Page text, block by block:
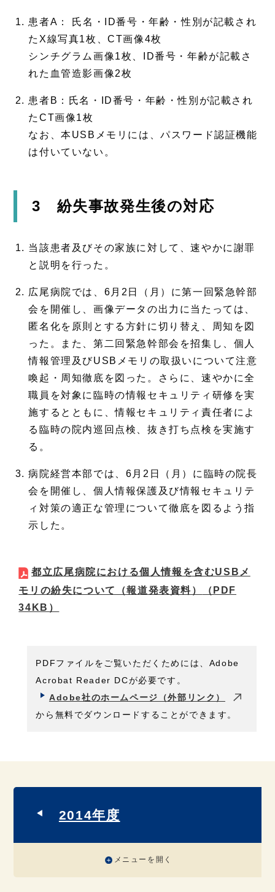
患者A： 氏名・ID番号・年齢・性別が記載され
たX線写真1枚、CT画像4枚
シンチグラム画像1枚、ID番号・年齢が記載さ
れた血管造影画像2枚
患者B：氏名・ID番号・年齢・性別が記載され
たCT画像1枚
なお、本USBメモリには、パスワード認証機能
は付いていない。
3 紛失事故発生後の対応
当該患者及びその家族に対して、速やかに謝罪
と説明を行った。
広尾病院では、6月2日（月）に第一回緊急幹部
会を開催し、画像データの出力に当たっては、
匿名化を原則とする方針に切り替え、周知を図
った。また、第二回緊急幹部会を招集し、個人
情報管理及びUSBメモリの取扱いについて注意
喚起・周知徹底を図った。さらに、速やかに全
職員を対象に臨時の情報セキュリティ研修を実
施するとともに、情報セキュリティ責任者によ
る臨時の院内巡回点検、抜き打ち点検を実施す
る。
病院経営本部では、6月2日（月）に臨時の院長
会を開催し、個人情報保護及び情報セキュリテ
ィ対策の適正な管理について徹底を図るよう指
示した。
都立広尾病院における個人情報を含むUSBメ
モリの紛失について（報道発表資料）
（PDF
34KB）
PDFファイルをご覧いただくためには、Adobe
Acrobat Reader DCが必要です。
Adobe社のホームページ（外部リンク）
から無料でダウンロードすることができます。
2014年度
メニューを開く